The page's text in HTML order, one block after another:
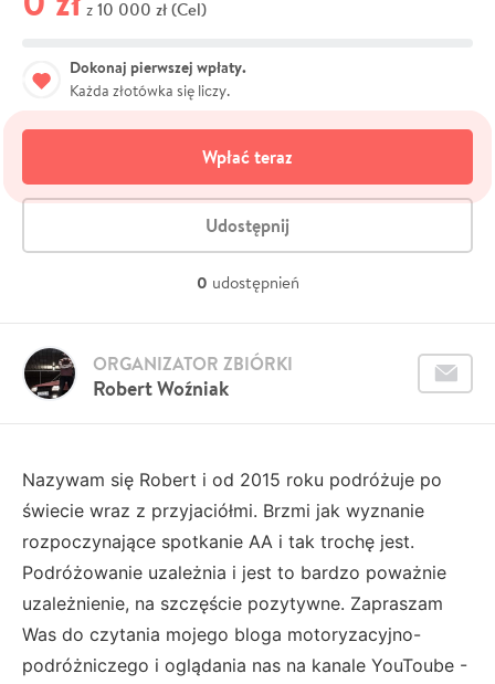
z 10 000 zł (Cel)
Dokonaj pierwszej wpłaty.
Każda złotówka się liczy.
Wpłać teraz
Udostępnij
0 udostępnień
Robert Woźniak
ORGANIZATOR ZBIÓRKI
Nazywam się Robert i od 2015 roku podróżuje po
świecie wraz z przyjaciółmi. Brzmi jak wyznanie
rozpoczynające spotkanie AA i tak trochę jest.
Podróżowanie uzależnia i jest to bardzo poważnie
uzależnienie, na szczęście pozytywne. Zapraszam
Was do czytania mojego bloga motoryzacyjno-
podróżniczego i oglądania nas na kanale YouToube -